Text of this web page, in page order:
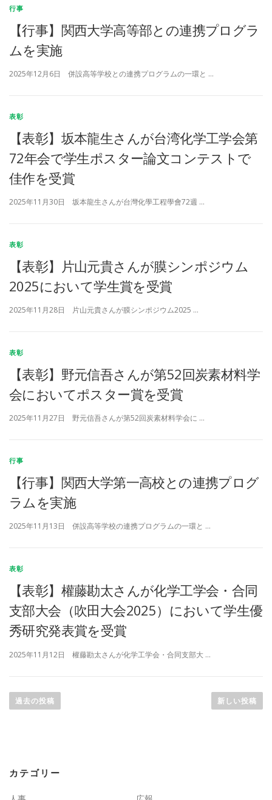
行事
【行事】関西大学高等部との連携プログラ
ムを実施
2025年12月6日 併設高等学校との連携プログラムの一環と …
表彰
【表彰】坂本龍生さんが台湾化学工学会第
72年会で学生ポスター論文コンテストで
佳作を受賞
2025年11月30日 坂本龍生さんが台灣化學工程學會72週 …
表彰
【表彰】片山元貴さんが膜シンポジウム
2025において学生賞を受賞
2025年11月28日 片山元貴さんが膜シンポジウム2025 …
表彰
【表彰】野元信吾さんが第52回炭素材料学
会においてポスター賞を受賞
2025年11月27日 野元信吾さんが第52回炭素材料学会に …
行事
【行事】関西大学第一高校との連携プログ
ラムを実施
2025年11月13日 併設高等学校の連携プログラムの一環と …
表彰
【表彰】權藤勘太さんが化学工学会・合同
支部大会（吹田大会2025）において学生優
秀研究発表賞を受賞
2025年11月12日 權藤勘太さんが化学工学会・合同支部大 …
稿
シ
ョ
過去の投稿 新しい投稿
カテゴリー